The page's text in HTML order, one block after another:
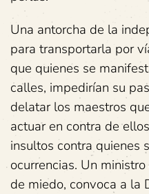
Una antorcha de la
para transportarla por
que quienes se
calles, impedirían su
delatar los maestros
actuar en contra de
insultos contra quienes
ocurrencias. Un
de miedo, convoca a la